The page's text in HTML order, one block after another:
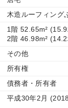
木造ルーフィング
1階 52.65m²
2階 46.98m²
その他
所有権
債務者・所有者
平成30年2月